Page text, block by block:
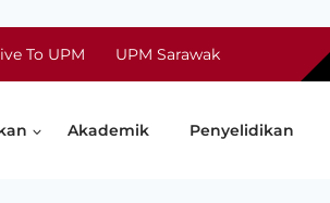
To UPM UPM Sarawak
Akademik Penyelidikan